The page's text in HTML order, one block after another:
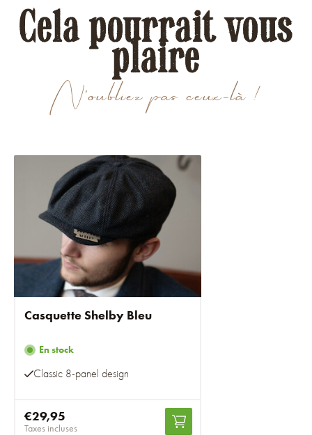
N'oubliez pas ceux-là !
Cela pourrait vous
plaire
Casquette Shelby Bleu
En stock
Classic 8-panel design
€29,95
Taxes incluses